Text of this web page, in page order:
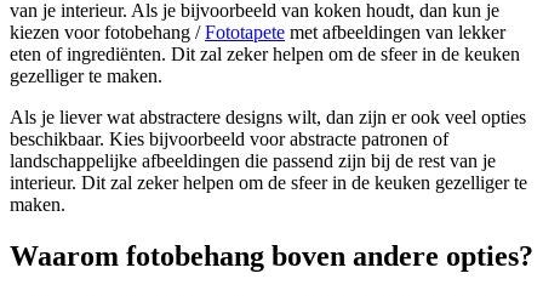
van je interieur. Als je bijvoorbeeld van koken houdt, dan kun je
kiezen voor fotobehang /Fototapete met afbeeldingen van lekker
eten of ingrediënten. Dit zal zeker helpen om de sfeer in de keuken
gezelliger te maken.
Als je liever wat abstractere designs wilt, dan zijn er ook veel opties
beschikbaar. Kies bijvoorbeeld voor abstracte patronen of
landschappelijke afbeeldingen die passend zijn bij de rest van je
interieur. Dit zal zeker helpen om de sfeer in de keuken gezelliger te
maken.
Waarom fotobehang boven andere opties?